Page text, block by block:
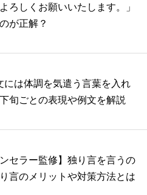
ろしくお願いいたします。」
が正解？
には体調を気遣う言葉を入れ
旬ごとの表現や例文を解説
ンセラー監修】独り言を言うの
言のメリットや対策方法とは